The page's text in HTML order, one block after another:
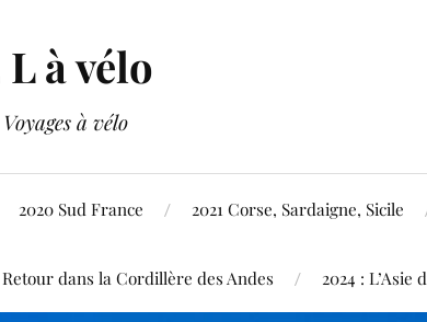
L à vélo
Voyages à vélo
2020 Sud France 2021 Corse, Sardaigne, Sicile
Retour dans la Cordillère des Andes 2024 : L’Asie